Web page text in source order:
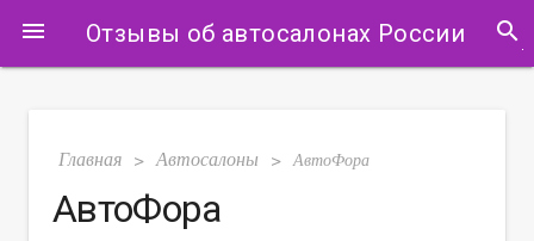
menu Отзывы об автосалонах России search
Главная > Автосалоны > АвтоФора
АвтоФора